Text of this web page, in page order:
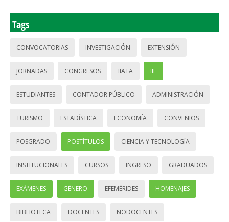
Tags
CONVOCATORIAS INVESTIGACIÓN EXTENSIÓN
JORNADAS CONGRESOS IIATA IIE
ESTUDIANTES CONTADOR PÚBLICO ADMINISTRACIÓN
TURISMO ESTADÍSTICA ECONOMÍA CONVENIOS
POSGRADO POSTÍTULOS CIENCIA Y TECNOLOGÍA
INSTITUCIONALES CURSOS INGRESO GRADUADOS
EXÁMENES GÉNERO EFEMÉRIDES HOMENAJES
BIBLIOTECA DOCENTES NODOCENTES